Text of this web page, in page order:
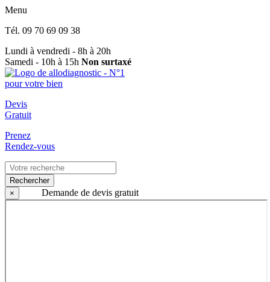
Menu
Tél. 09 70 69 09 38
Lundi à vendredi - 8h à 20h
Samedi - 10h à 15h Non surtaxé
Devis
Gratuit
Prenez
Rendez-vous
Rechercher
×
Demande de devis gratuit